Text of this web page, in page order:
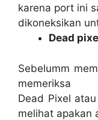
karena port ini
dikoneksikan
Dead
Sebelumm
memeriksa
Dead Pixel
melihat apakan